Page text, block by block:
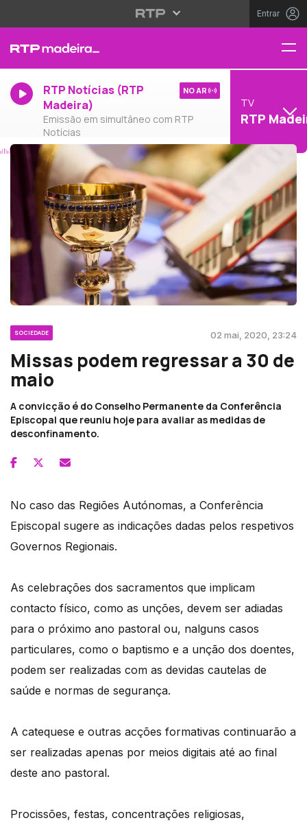
Entrar
RTP Notícias (RTP
Madeira)
Emissão em simultâneo com RTP
Notícias
NO AR
TV
RTP
SOCIEDADE 02 mai, 2020, 23:24
Missas podem regressar a 30 de
maio
A convicção é do Conselho Permanente da Conferência
Episcopal que reuniu hoje para avaliar as medidas de
desconfinamento.
No caso das Regiões Autónomas, a Conferência
Episcopal sugere as indicações dadas pelos respetivos
Governos Regionais.
As celebrações dos sacramentos que implicam
contacto físico, como as unções, devem ser adiadas
para o próximo ano pastoral ou, nalguns casos
particulares, como o baptismo e a unção dos doentes,
podem ser realizadas com as devidas cautelas de
saúde e normas de segurança.
A catequese e outras acções formativas continuarão a
ser realizadas apenas por meios digitais até ao final
deste ano pastoral.
Procissões, festas, concentrações religiosas,